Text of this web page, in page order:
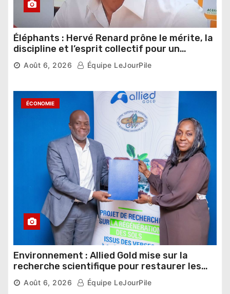
Éléphants : Hervé Renard prône le mérite, la
discipline et l’esprit collectif pour un
nouveau départ
Août 6, 2026 Équipe LeJourPile
ÉCONOMIE
Environnement : Allied Gold mise sur la
recherche scientifique pour restaurer les
sols de ses sites miniers
Août 6, 2026 Équipe LeJourPile